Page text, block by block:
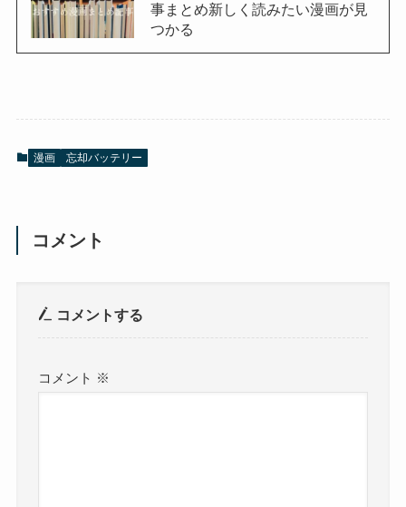
事まとめ新しく読みたい漫画が見
つかる
漫画 忘却バッテリー
コメント
コメントする
コメント ※